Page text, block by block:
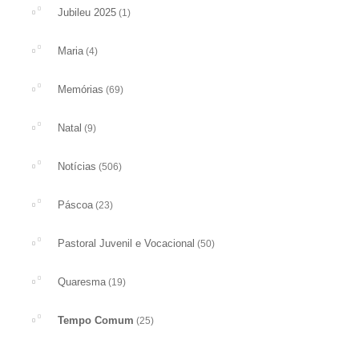
Jubileu 2025 (1)
Maria (4)
Memórias (69)
Natal (9)
Notícias (506)
Páscoa (23)
Pastoral Juvenil e Vocacional (50)
Quaresma (19)
Tempo Comum (25)